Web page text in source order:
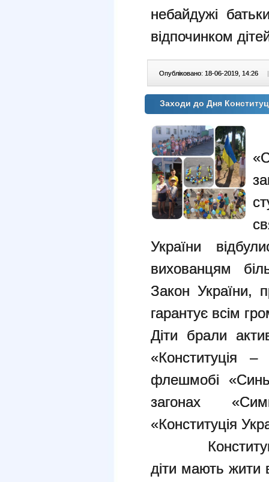
небайдужі
відпочинком
Опубліковано: 18-06-2019, 14:26 |
Заходи до Дня
України
вихованцям
Закон України,
гарантує всім
Діти брали
«Конституція
флешмобі
загонах
«Конституція
Конституція
діти мають жити